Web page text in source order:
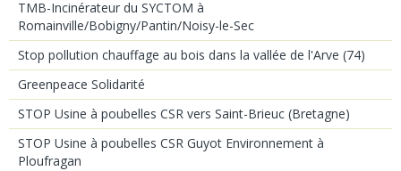
TMB-Incinérateur du SYCTOM à
Romainville/Bobigny/Pantin/Noisy-le-Sec
Stop pollution chauffage au bois dans la vallée de l'Arve (74)
Greenpeace Solidarité
STOP Usine à poubelles CSR vers Saint-Brieuc (Bretagne)
STOP Usine à poubelles CSR Guyot Environnement à
Ploufragan